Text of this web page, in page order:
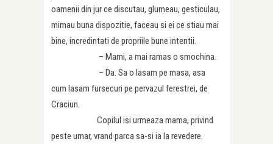
oamenii din jur ce discutau, glumeau, gesticulau,
mimau buna dispozitie, faceau si ei ce stiau mai
bine, incredintati de propriile bune intentii.
– Mami, a mai ramas o smochina.
– Da. Sa o lasam pe masa, asa
cum lasam fursecuri pe pervazul ferestrei, de
Craciun.
Copilul isi urmeaza mama, privind
peste umar, vrand parca sa-si ia la revedere.